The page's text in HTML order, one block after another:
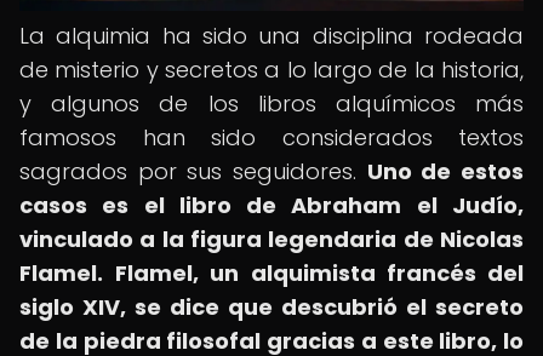
La alquimia ha sido una disciplina rodeada
de misterio y secretos a lo largo de la historia,
y algunos de los libros alquímicos más
famosos han sido considerados textos
sagrados por sus seguidores. Uno de estos
casos es el libro de Abraham el Judío,
vinculado a la figura legendaria de Nicolas
Flamel. Flamel, un alquimista francés del
siglo XIV, se dice que descubrió el secreto
de la piedra filosofal gracias a este libro, lo